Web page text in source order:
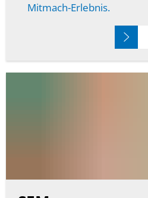
Mitmach-Erlebnis.